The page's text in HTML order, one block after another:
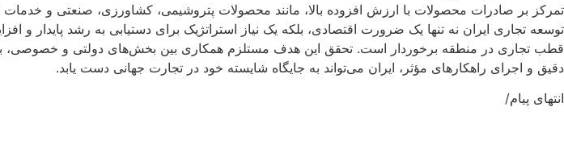
تمرکز بر صادرات محصولات با ارزش افزوده بالا، مانند محصولات پتروشیمی، کشاورزی، صنعتی و
توسعه تجاری ایران نه تنها یک ضرورت اقتصادی، بلکه یک نیاز استراتژیک برای دستیابی به رشد پایدار و
قطب تجاری در منطقه برخوردار است. تحقق این هدف مستلزم همکاری بین بخش‌های دولتی و خصوصی،
دقیق و اجرای راهکارهای مؤثر، ایران می‌تواند به جایگاه شایسته خود در تجارت جهانی دست یابد.
انتهای پیام/